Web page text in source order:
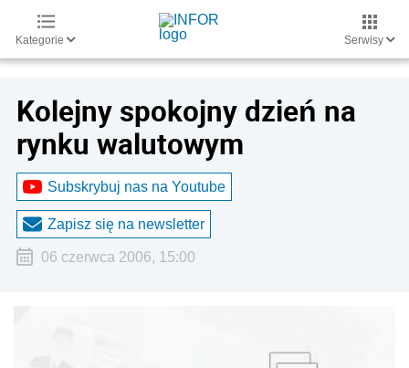
Kategorie Serwisy
Kolejny spokojny dzień na
rynku walutowym
Subskrybuj nas na Youtube
Zapisz się na newsletter
06 czerwca 2006, 15:00